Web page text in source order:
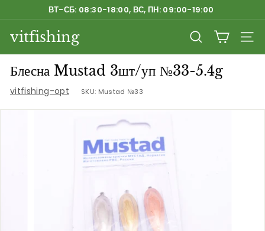
к
содержанию
Приостановить
ВТ-СБ: 08:30-18:00, ВС, ПН: 09:00-19:00
vitfishing ПОИСК
Блесна Mustad 3шт/уп №33-5.4g
vitfishing-opt SKU: Mustad №33